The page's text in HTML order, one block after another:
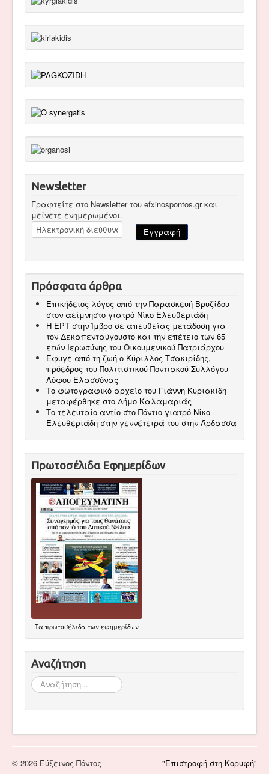
Newsletter
Γραφτείτε στο Newsletter του efxinospontos.gr και
μείνετε ενημερωμένοι.
Πρόσφατα άρθρα
Επικήδειος λόγος από την Παρασκευή Βρυζίδου
στον αείμνηστο γιατρό Νίκο Ελευθεριάδη
Η ΕΡΤ στην Ίμβρο σε απευθείας μετάδοση για
τον Δεκαπενταύγουστο και την επέτειο των 65
ετών Ιερωσύνης του Οικουμενικού Πατριάρχου
Έφυγε από τη ζωή ο Κύριλλος Τσακιρίδης,
πρόεδρος του Πολιτιστικού Ποντιακού Συλλόγου
Λόφου Ελασσόνας
Το φωτογραφικό αρχείο του Γιάννη Κυριακίδη
μεταφέρθηκε στο Δήμο Καλαμαριάς
Το τελευταίο αντίο στο Πόντιο γιατρό Νίκο
Ελευθεριάδη στην γεννέτειρά του στην Άρδασσα
Πρωτοσέλιδα Εφημερίδων
Τα πρωτοσέλιδα των εφημερίδων
Αναζήτηση
Αναζήτηση...
"Επιστροφή στη Κορυφή"
© 2026 Εύξεινος Πόντος